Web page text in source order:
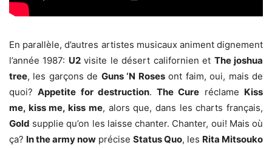
En parallèle, d’autres artistes musicaux animent dignement
l’année 1987: U2visite le désert californien et The joshua
tree, les garçons de Guns ‘N Rosesont faim, oui, mais de
quoi?Appetite for destruction.The Cure réclame Kiss
me, kiss me, kiss me, alors que, dans les charts français,
Gold supplie qu’on les laisse chanter. Chanter, oui! Mais où
ça? In the army now précise Status Quo, les Rita Mitsouko